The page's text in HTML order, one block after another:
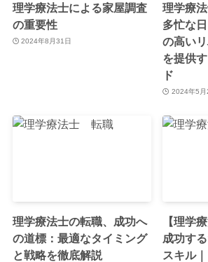
理学療法士による家屋調査
の重要性
2024年8月31日
理学療
多忙な
の高い
を提供
ド
2024年5月
理学療法士の転職、成功へ
の道標：最適なタイミング
と戦略を徹底解説
【理学
成功す
スキル